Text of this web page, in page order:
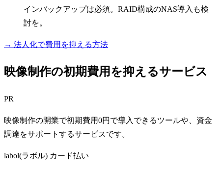
インバックアップは必須。RAID構成のNAS導入も検
討を。
→ 法人化で費用を抑える方法
映像制作の初期費用を抑えるサービス
PR
映像制作の開業で初期費用0円で導入できるツールや、資金
調達をサポートするサービスです。
labol(ラボル) カード払い